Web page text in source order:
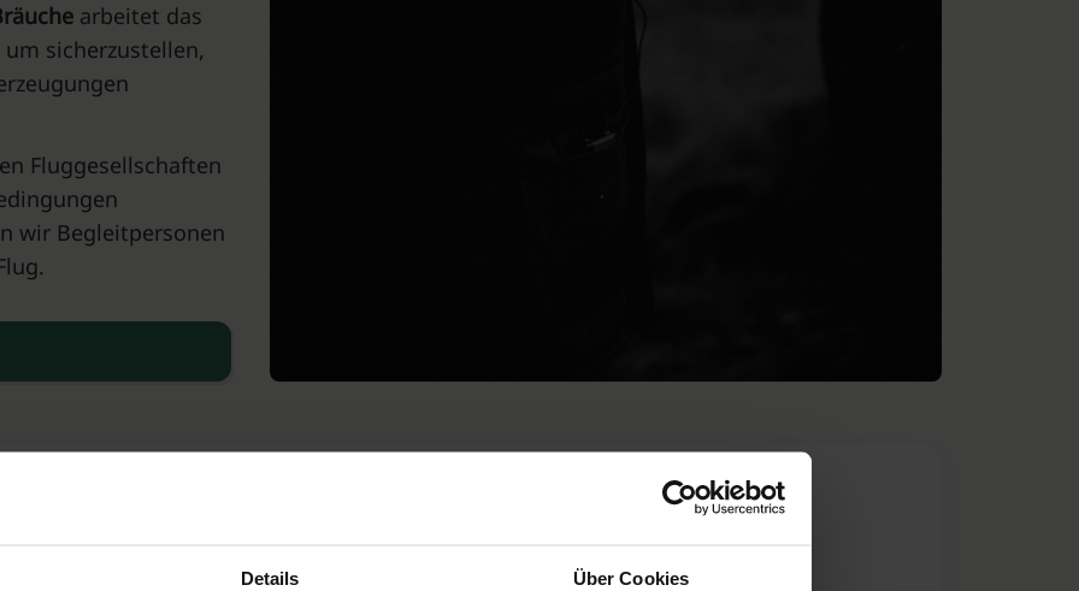
Details Über Cookies
arbeitet das
sicherzustellen,
Fluggesellschaften
wir Begleitpersonen
Bestattung in Bremerhaven
Friedhöfen